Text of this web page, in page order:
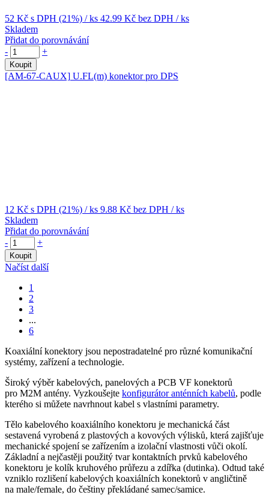
52 Kč s DPH (21%) / ks 42.99 Kč bez DPH / ks
Skladem
Přidat do porovnávání
-
+
Koupit
[AM-67-CAUX] U.FL(m) konektor pro DPS
12 Kč s DPH (21%) / ks 9.88 Kč bez DPH / ks
Skladem
Přidat do porovnávání
-
+
Koupit
Načíst další
1
2
3
...
6
Koaxiálníkonektory jsou nepostradatelné pro různé komunikační
systémy, zařízení a technologie.
Široký výběr kabelových, panelových a PCB VF konektorů
pro M2M antény. Vyzkoušejte konfigurátor anténních kabelů, podle
kterého si můžete navrhnout kabel s vlastními parametry.
Tělo kabelového koaxiálního konektoru je mechanická část
sestavená vyrobená z plastových a kovových výlisků, která zajišťuje
mechanické spojení se zařízením a izolační vlastnosti vůči okolí.
Základní a nejčastěji použitý tvar kontaktních prvků kabelového
konektoru je kolík kruhového průřezu a zdířka (dutinka). Odtud také
vzniklo rozlišení kabelových koaxiálních konektorů v angličtině
na male/female, do češtiny překládané samec/samice.